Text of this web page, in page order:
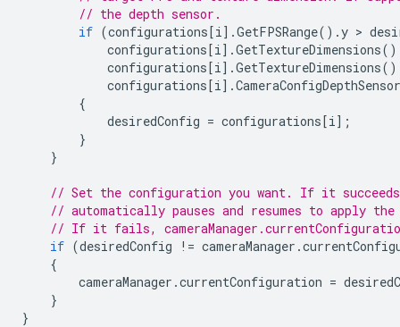
// the depth sensor.
if (configurations[i ].GetFPSRange().y >
configurations[i ].GetTextureDimensions
configurations[i ].GetTextureDimensions
configurations[i ].
{
desiredConfig = configurations[i ];
}
}
// Set the configuration you want. If it
// automatically pauses and resumes to apply
// If it fails,
if (desiredConfig != cameraManager .
{
cameraManager .currentConfiguration =
}
}